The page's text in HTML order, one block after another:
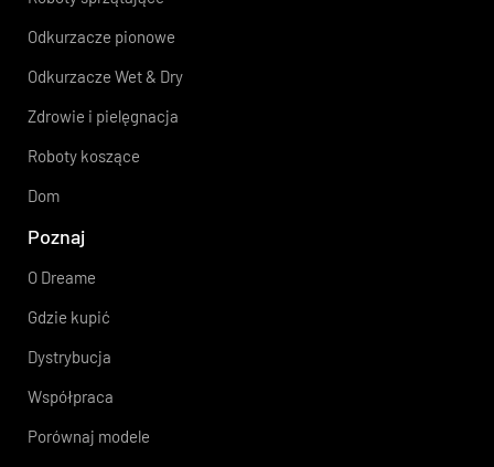
Odkurzacze pionowe
Odkurzacze Wet & Dry
Zdrowie i pielęgnacja
Roboty koszące
Dom
Poznaj
O Dreame
Gdzie kupić
Dystrybucja
Współpraca
Porównaj modele